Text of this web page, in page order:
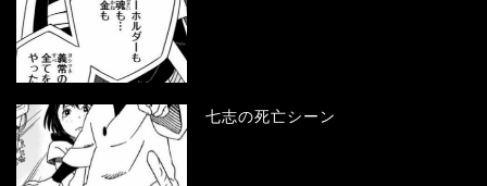
七志の死亡シーン